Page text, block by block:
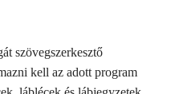
szövegszerkesztő
kell az adott program